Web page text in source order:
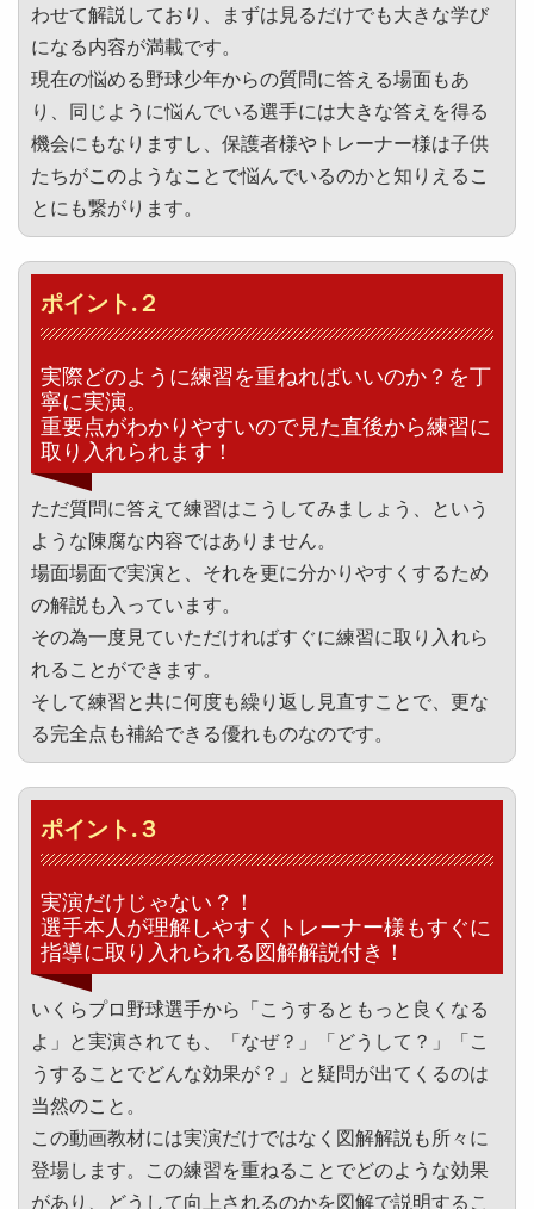
わせて解説しており、まずは見るだけでも大きな学び
になる内容が満載です。
現在の悩める野球少年からの質問に答える場面もあ
り、同じように悩んでいる選手には大きな答えを得る
機会にもなりますし、保護者様やトレーナー様は子供
たちがこのようなことで悩んでいるのかと知りえるこ
とにも繋がります。
ポイント.２
実際どのように練習を重ねればいいのか？を丁
寧に実演。
重要点がわかりやすいので見た直後から練習に
取り入れられます！
ただ質問に答えて練習はこうしてみましょう、という
ような陳腐な内容ではありません。
場面場面で実演と、それを更に分かりやすくするため
の解説も入っています。
その為一度見ていただければすぐに練習に取り入れら
れることができます。
そして練習と共に何度も繰り返し見直すことで、更な
る完全点も補給できる優れものなのです。
ポイント.３
実演だけじゃない？！
選手本人が理解しやすくトレーナー様もすぐに
指導に取り入れられる図解解説付き！
いくらプロ野球選手から「こうするともっと良くなる
よ」と実演されても、「なぜ？」「どうして？」「こ
うすることでどんな効果が？」と疑問が出てくるのは
当然のこと。
この動画教材には実演だけではなく図解解説も所々に
登場します。この練習を重ねることでどのような効果
があり、どうして向上されるのかを図解で説明するこ